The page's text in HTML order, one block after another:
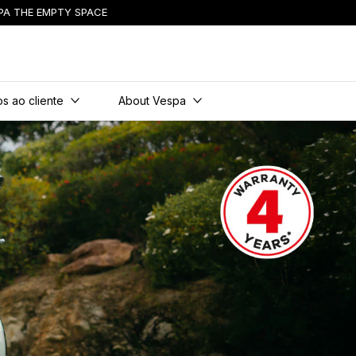
THE EMPTY SPACE
ao cliente About Vespa